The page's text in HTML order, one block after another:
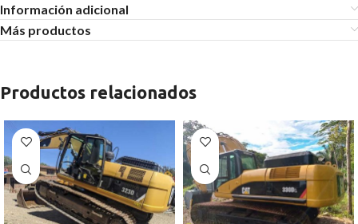
Información adicional
Más productos
Productos relacionados